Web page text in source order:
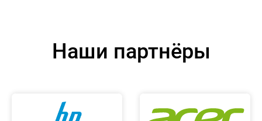
Наши партнёры